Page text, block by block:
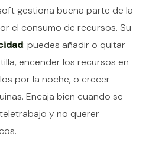
gestiona buena parte de la
el consumo de recursos. Su
: puedes añadir o quitar
encender los recursos en
por la noche, o crecer
Encaja bien cuando se
y no querer